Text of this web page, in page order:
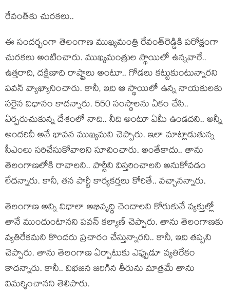
రేవంత్‌కు చుర‌క‌లు..
ఈ సంద‌ర్భంగా తెలంగాణ ముఖ్య‌మంత్రి రేవంత్‌రెడ్డికి ప‌రోక్షంగా
చుర‌క‌లు అంటించారు. ముఖ్య‌మంత్రుల స్థాయిలో ఉన్న‌వారే..
ఉత్త‌రాది, ద‌క్షిణాది రాష్ట్రాలు అంటూ.. గోడ‌లు క‌ట్టుకుంటున్నార‌ని
ప‌వ‌న్ వ్యాఖ్యానించారు. కానీ, ఇది ఆ స్థాయిలో ఉన్న నాయ‌కుల‌కు
స‌రైన విధానం కాద‌న్నారు. 550 సంస్థాల‌ను ఏకం చేసి..
ఏర్ప‌రుచుకున్న దేశంలో నాది.. నీది అంటూ ఏమీ ఉండ‌ద‌ని.. అన్నీ
అంద‌రివీ అనే భావ‌న ముఖ్య‌మని చెప్పారు. ఇలా మాట్లాడుతున్న
సీఎంలు స‌రిచేసుకోవాల‌ని సూచించారు. అంతేకాదు.. తాను
తెలంగాణ‌లోకి రావాల‌ని.. పార్టీని విస్త‌రించాల‌ని అనుకోవ‌డం
లేద‌న్నారు. కానీ, తన పార్టీ కార్య‌క‌ర్త‌లు కోరితే.. వ‌చ్చాన‌న్నారు.
తెలంగాణ అన్ని విధాలా అభివృద్ధి చెందాల‌ని కోరుకునే వ్య‌క్తుల్లో
తానే ముందుంటాన‌ని ప‌వ‌న్ క‌ల్యాణ్ చెప్పారు. తాను తెలంగాణ‌కు
వ్య‌తిరేక‌మ‌ని కొంద‌రు ప్ర‌చారం చేస్తున్నార‌ని.. కానీ, ఇది త‌ప్ప‌ని
చెప్పారు. తాను తెలంగాణ ఏర్పాటుకు ఎప్పుడూ వ్య‌తిరేకం
కాద‌న్నారు. కానీ.. విభ‌జ‌న జ‌రిగిన తీరును మాత్ర‌మే తాను
విమ‌ర్శించాన‌ని తెలిపారు.